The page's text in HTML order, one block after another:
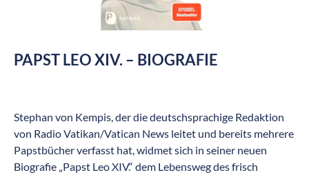
PAPST LEO XIV. – BIOGRAFIE
Stephan von Kempis, der die deutschsprachige Redaktion
von Radio Vatikan/Vatican News leitet und bereits mehrere
Papstbücher verfasst hat, widmet sich in seiner neuen
Biografie „Papst Leo XIV.“ dem Lebensweg des frisch